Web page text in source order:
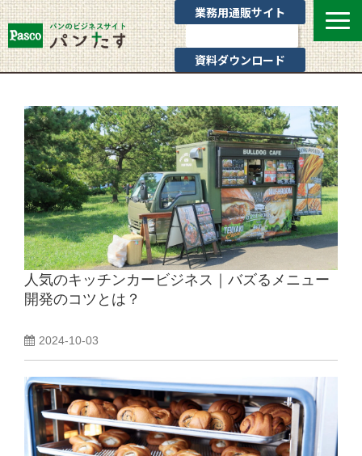
業務用通販サイト
資料ダウンロード
業態別提案
カテゴリ一覧
お役立ちブログ
Pascoのサポート
通販サイトのご案内
よくあるご質問
人気のキッチンカービジネス｜バズるメニュー
開発のコツとは？
2024-10-03